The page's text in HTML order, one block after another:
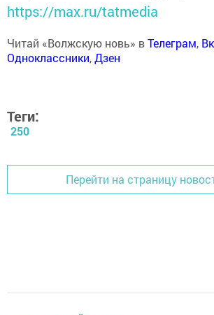
https://max.ru/tatmedia
Читай «Волжскую новь» вТелеграм,
Одноклассники,Дзен
Теги:
250
Перейти на страницу